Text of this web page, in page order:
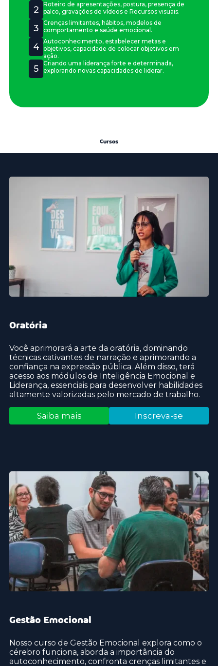
2
Roteiro de apresentações, postura, presença de
palco, gravações de vídeos e Recursos visuais.
3
Crenças limitantes, hábitos, modelos de
comportamento e saúde emocional.
4
Autoconhecimento, estabelecer metas e
objetivos, capacidade de colocar objetivos em
ação.
5
Criando uma liderança forte e determinada,
explorando novas capacidades de liderar.
Cursos
Oratória
Você aprimorará a arte da oratória, dominando
técnicas cativantes de narração e aprimorando a
confiança na expressão pública. Além disso, terá
acesso aos módulos de Inteligência Emocional e
Liderança, essenciais para desenvolver habilidades
altamente valorizadas pelo mercado de trabalho.
Saiba mais Inscreva-se
Gestão Emocional
Nosso curso de Gestão Emocional explora como o
cérebro funciona, aborda a importância do
autoconhecimento, confronta crenças limitantes e